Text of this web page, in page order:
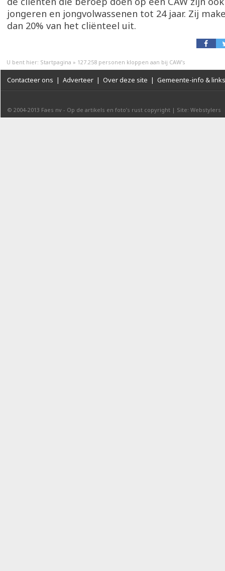
jongeren en jongvolwassenen tot 24 jaar. Zij
dan 20% van het cliënteel uit.
U bent hier: Startpagina » 127.258 personen kloppen aan bij CAW's
Contacteer ons | Adverteer | Over deze site | Gemeente-info & links
© 2004-2013 Faes nv - Op de artikels en foto’s rust copyright | Site: Webstylers